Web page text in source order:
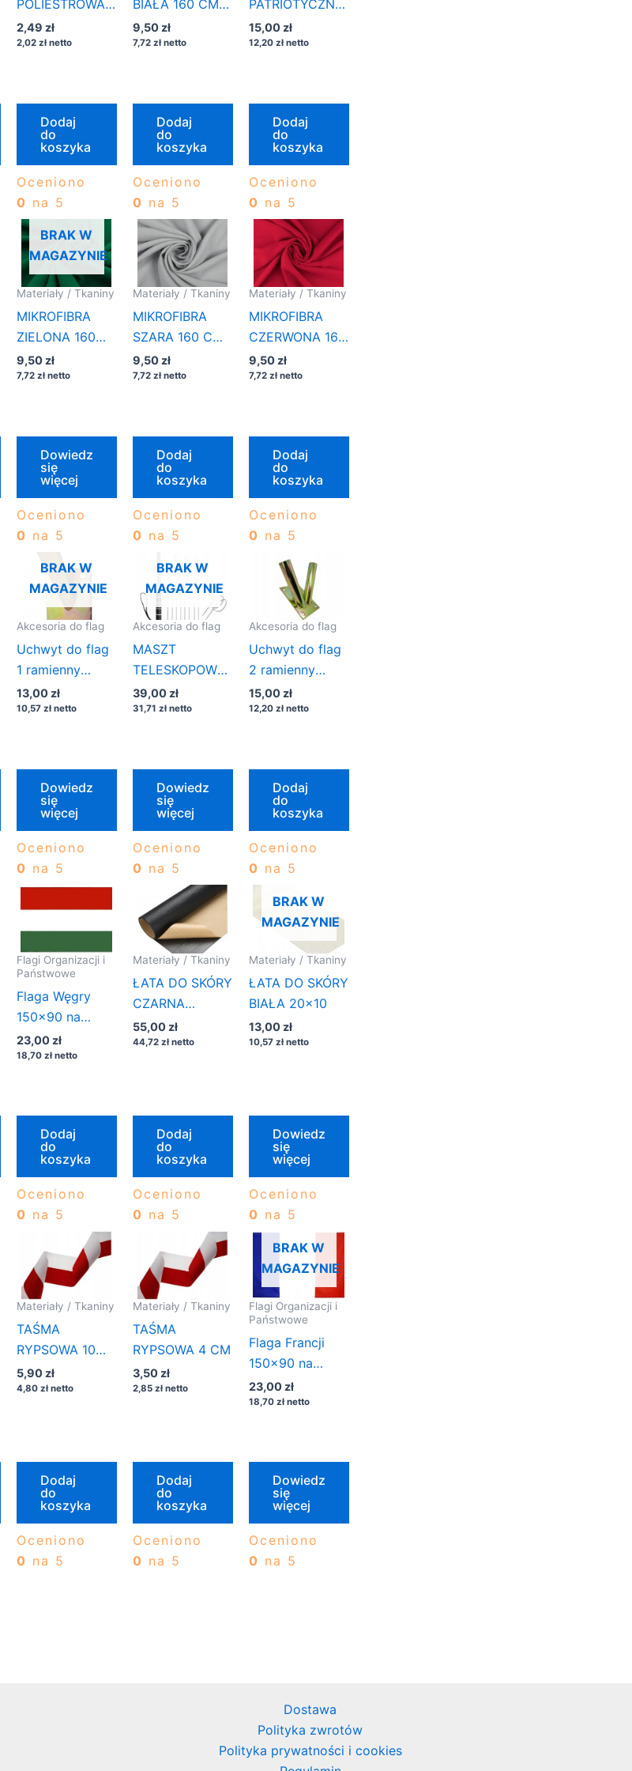
POLIESTROWA
1/2 MB ZIELONA
Oceniono
0 na 5
2,49 zł
2,02 złnetto
Dodaj
do
koszyka
BIAŁA 160 CM
NA METRY
Oceniono
0 na 5
9,50 zł
7,72 złnetto
Dodaj
do
koszyka
PATRIOTYCZNY
Z NAPISEM
Oceniono
0 na 5
15,00 zł
12,20 złnetto
Dodaj
do
koszyka
BRAK W
MAGAZYNIE
Materiały / Tkaniny
MIKROFIBRA
ZIELONA 160
CM NA METRY
Oceniono
0 na 5
9,50 zł
7,72 złnetto
Dowiedz
się
więcej
Materiały / Tkaniny
MIKROFIBRA
SZARA 160 CM
NA METRY 1 MB
Oceniono
0 na 5
9,50 zł
7,72 złnetto
Dodaj
do
koszyka
Materiały / Tkaniny
MIKROFIBRA
CZERWONA 160
CM NA METRY
1MB
Oceniono
0 na 5
9,50 zł
7,72 złnetto
Dodaj
do
koszyka
BRAK W
MAGAZYNIE
Akcesoria do flag
Uchwyt do flag
1 ramienny
nascienny
Oceniono
0 na 5
13,00 zł
10,57 złnetto
Dowiedz
się
więcej
BRAK W
MAGAZYNIE
Akcesoria do flag
MASZT
TELESKOPOWY
2M DO RĘKI
Oceniono
0 na 5
39,00 zł
31,71 złnetto
Dowiedz
się
więcej
Akcesoria do flag
Uchwyt do flag
2 ramienny
nascienny
Oceniono
0 na 5
15,00 zł
12,20 złnetto
Dodaj
do
koszyka
Flagi Organizacji i
Państwowe
Flaga Węgry
150×90 na
maszt
Oceniono
0 na 5
23,00 zł
18,70 złnetto
Dodaj
do
koszyka
Materiały / Tkaniny
ŁATA DO SKÓRY
CZARNA
200×50
Oceniono
0 na 5
55,00 zł
44,72 złnetto
Dodaj
do
koszyka
BRAK W
MAGAZYNIE
Materiały / Tkaniny
ŁATA DO SKÓRY
BIAŁA 20×10
Oceniono
0 na 5
13,00 zł
10,57 złnetto
Dowiedz
się
więcej
Materiały / Tkaniny
TAŚMA
RYPSOWA 10
CM
Oceniono
0 na 5
5,90 zł
4,80 złnetto
Dodaj
do
koszyka
Materiały / Tkaniny
TAŚMA
RYPSOWA 4 CM
Oceniono
0 na 5
3,50 zł
2,85 złnetto
Dodaj
do
koszyka
BRAK W
MAGAZYNIE
Flagi Organizacji i
Państwowe
Flaga Francji
150×90 na
maszt
Oceniono
0 na 5
23,00 zł
18,70 złnetto
Dowiedz
się
więcej
Dostawa
Polityka zwrotów
Polityka prywatności i cookies